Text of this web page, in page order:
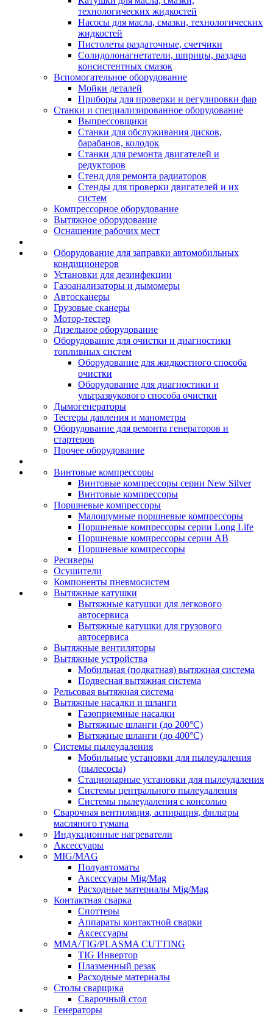
технологических жидкостей
Насосы для масла, смазки, технологических
жидкостей
Пистолеты раздаточные, счетчики
Солидолонагнетатели, шприцы, раздача
консистентных смазок
Вспомогательное оборудование
Мойки деталей
Приборы для проверки и регулировки фар
Станки и специализированное оборудование
Выпрессовщики
Станки для обслуживания дисков,
барабанов, колодок
Станки для ремонта двигателей и
редукторов
Стенд для ремонта радиаторов
Стенды для проверки двигателей и их
систем
Компрессорное оборудование
Вытяжное оборудование
Оснащение рабочих мест
Оборудование для заправки автомобильных
кондиционеров
Установки для дезинфекции
Газоанализаторы и дымомеры
Автосканеры
Грузовые сканеры
Мотор-тестер
Дизельное оборудование
Оборудование для очистки и диагностики
топливных систем
Оборудование для жидкостного способа
очистки
Оборудование для диагностики и
ультразвукового способа очистки
Дымогенераторы
Тестеры давления и манометры
Оборудование для ремонта генераторов и
стартеров
Прочее оборудование
Винтовые компрессоры
Винтовые компрессоры серии New Silver
Винтовые компрессоры
Поршневые компрессоры
Малошумные поршневые компрессоры
Поршневые компрессоры серии Long Life
Поршневые компрессоры серии AB
Поршневые компрессоры
Ресиверы
Осушители
Компоненты пневмосистем
Вытяжные катушки
Вытяжные катушки для легкового
автосервиса
Вытяжные катушки для грузового
автосервиса
Вытяжные вентиляторы
Вытяжные устройства
Мобильная (подкатная) вытяжная система
Подвесная вытяжная система
Рельсовая вытяжная система
Вытяжные насадки и шланги
Газоприемные насадки
Вытяжные шланги (до 200°C)
Вытяжные шланги (до 400°C)
Системы пылеудаления
Мобильные установки для пылеудаления
(пылесосы)
Стационарные установки для пылеудаления
Системы центрального пылеудаления
Системы пылеудаления с консолью
Сварочная вентиляция, аспирация, фильтры
масляного тумана
Индукционные нагреватели
Аксессуары
MIG/MAG
Полуавтоматы
Аксессуары Mig/Mag
Расходные материалы Mig/Mag
Контактная сварка
Споттеры
Аппараты контактной сварки
Аксессуары
MMA/TIG/PLASMA CUTTING
TIG Инвертор
Плазменный резак
Расходные материалы
Столы сварщика
Сварочный стол
Генераторы